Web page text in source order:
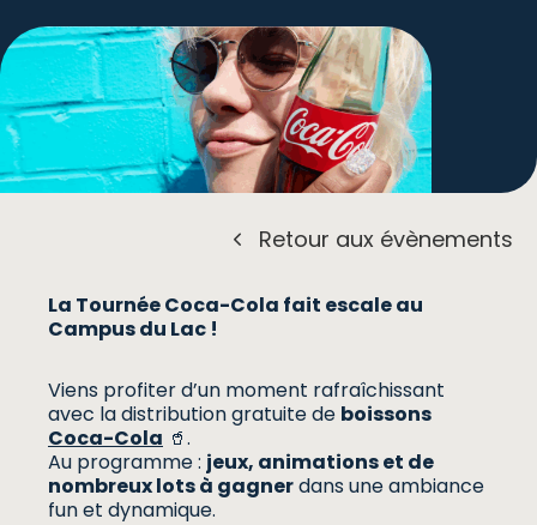
Retour aux évènements
La Tournée Coca-Cola fait escale au
Campus du Lac !
Viens profiter d’un moment rafraîchissant
avec la distribution gratuite de boissons
Coca-Cola 🥤.
Au programme : jeux, animations et de
nombreux lots à gagnerdans une ambiance
fun et dynamique.